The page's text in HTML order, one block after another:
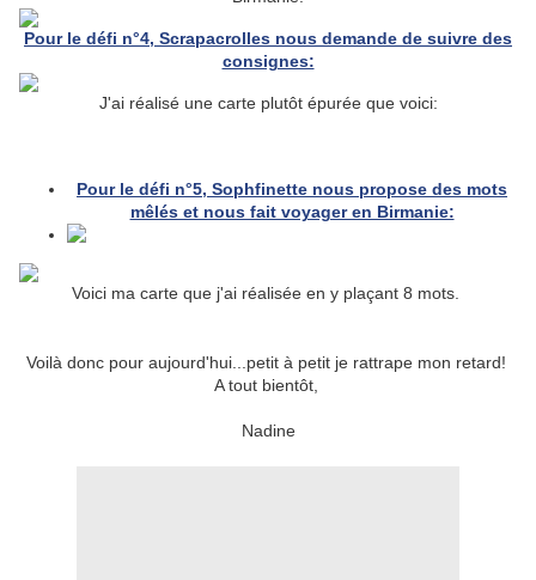
Pour le défi n°4, Scrapacrolles nous demande de suivre des
consignes:
J'ai réalisé une carte plutôt épurée que voici:
Pour le défi n°5, Sophfinette nous propose des mots
mêlés et nous fait voyager en Birmanie:
Voici ma carte que j'ai réalisée en y plaçant 8 mots.
Voilà donc pour aujourd'hui...petit à petit je rattrape mon retard!
A tout bientôt,
Nadine